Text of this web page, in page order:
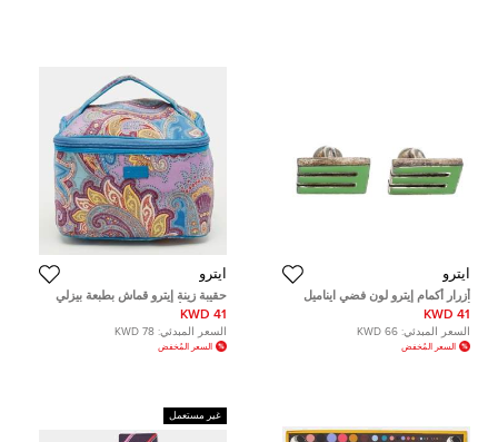
ايترو
أزرار أكمام إيترو لون فضي ايناميل
أخضر E
41 KWD
السعر المبدئي: 66 KWD
السعر المُخفض
ايترو
حقيبة زينة إيترو قماش بطبعة بيزلي
متعددة الألوان
41 KWD
السعر المبدئي: 78 KWD
السعر المُخفض
غير مستعمل